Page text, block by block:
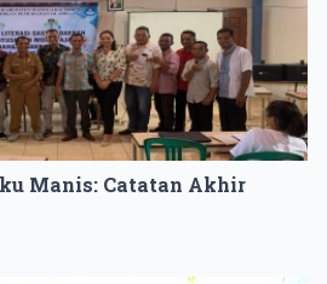
Manis: Catatan Akhir